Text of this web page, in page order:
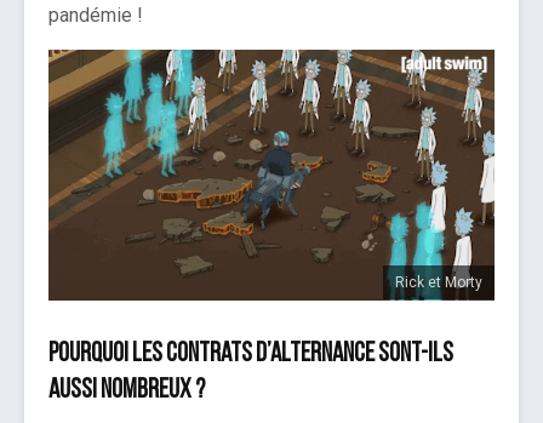
pandémie !
Rick et Morty
Pourquoi les contrats d’alternance sont-ils
aussi nombreux ?